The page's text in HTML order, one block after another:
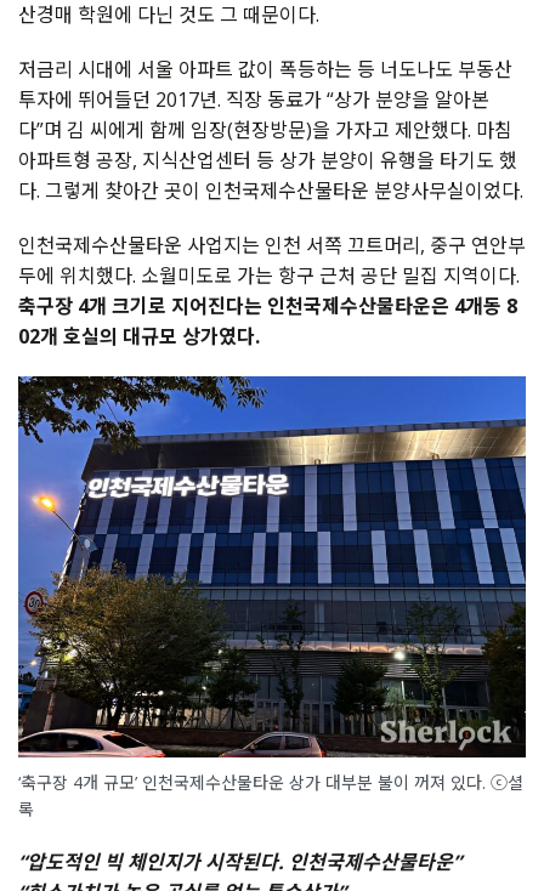
산경매 학원에 다닌 것도 그 때문이다.
저금리 시대에 서울 아파트 값이 폭등하는 등 너도나도 부동산
투자에 뛰어들던 2017년. 직장 동료가 “상가 분양을 알아본
다”며 김 씨에게 함께 임장(현장방문)을 가자고 제안했다. 마침
아파트형 공장, 지식산업센터 등 상가 분양이 유행을 타기도 했
다. 그렇게 찾아간 곳이 인천국제수산물타운 분양사무실이었다.
인천국제수산물타운 사업지는 인천 서쪽 끄트머리, 중구 연안부
두에 위치했다. 소월미도로 가는 항구 근처 공단 밀집 지역이다.
축구장 4개 크기로 지어진다는 인천국제수산물타운은 4개동 8
02개 호실의 대규모 상가였다.
‘축구장 4개 규모’ 인천국제수산물타운 상가 대부분 불이 꺼져 있다. ⓒ셜
록
“압도적인 빅 체인지가 시작된다. 인천국제수산물타운”